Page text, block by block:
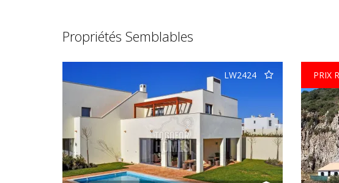
Propriétés Semblables
LW2424 PRIX